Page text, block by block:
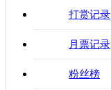
打赏记录
月票记录
粉丝榜